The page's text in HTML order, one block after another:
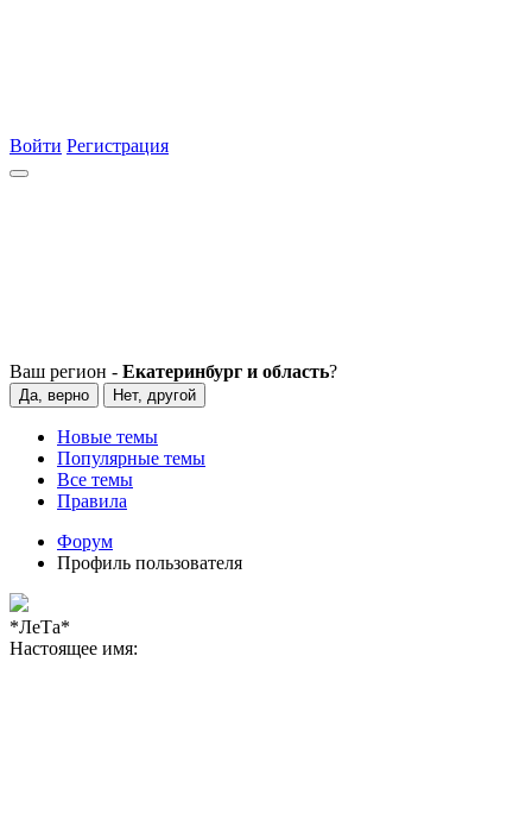
Войти Регистрация
Ваш регион - Екатеринбург и область?
Да, верно Нет, другой
Новые темы
Популярные темы
Все темы
Правила
Форум
Профиль пользователя
*ЛеТа*
Настоящее имя: